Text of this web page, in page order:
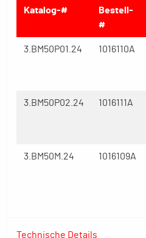
Katalog-#
Bestell-
#
3.BM50P01.24 1016110A
3.BM50P02.24 1016111A
3.BM50M.24 1016109A
Technische Details